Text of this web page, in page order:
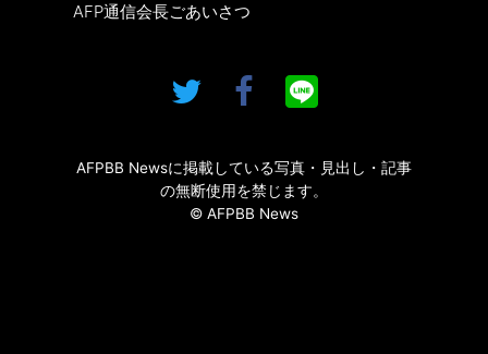
AFP通信会長ごあいさつ
AFPBB Newsに掲載している写真・見出し・記事
の無断使用を禁じます。
© AFPBB News